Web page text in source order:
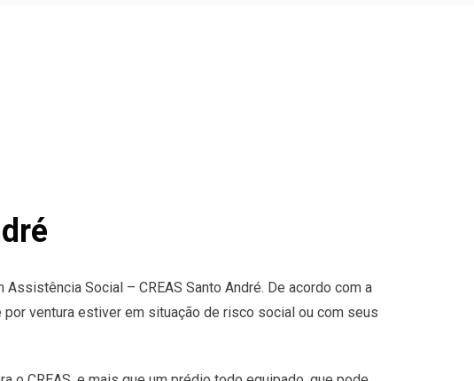
Social – CREAS Santo André. De acordo com a
ventura estiver em situação de risco social ou com seus